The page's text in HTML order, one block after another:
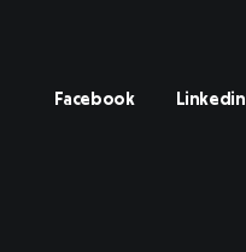
Facebook Linkedin